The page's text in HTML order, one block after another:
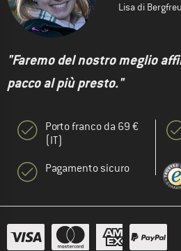
Lisa di
"Faremo del nostro meglio
pacco al più presto."
Porto franco da 69 €
(IT)
Pagamento sicuro